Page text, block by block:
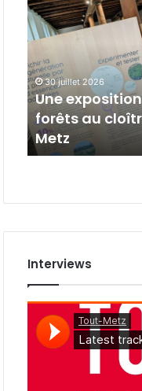
l’avenir de nos
Récollets à
:
Interviews